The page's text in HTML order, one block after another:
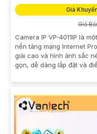
Giá
Giá
Camera IP VP-4011IP là
nền tảng mạng Internet
giải cao và hình ảnh sắc
gọn, dễ dàng lắp đặt và